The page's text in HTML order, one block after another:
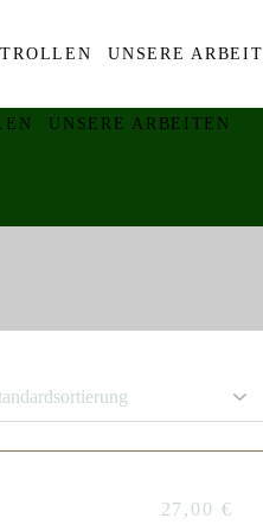
UNSERE
UNSERE ARBEITEN
27,00€